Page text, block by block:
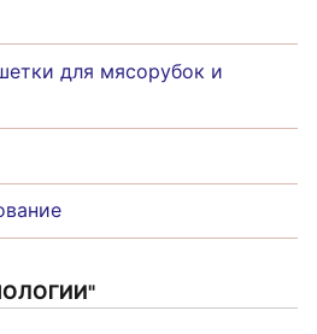
для мясорубок и